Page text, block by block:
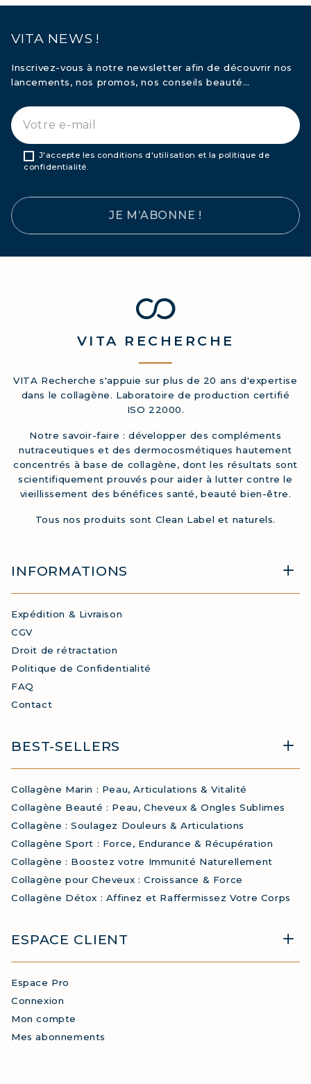
VITA NEWS !
Inscrivez-vous à notre newsletter afin de découvrir nos
lancements, nos promos, nos conseils beauté…
J'accepte les conditions d'utilisation et la politique de
confidentialité.
JE M’ABONNE !
VITA RECHERCHE
VITA Recherche s'appuie sur plus de 20 ans d'expertise
dans le collagène. Laboratoire de production certifié
ISO 22000.
Notre savoir-faire : développer des compléments
nutraceutiques et des dermocosmétiques hautement
concentrés à base de collagène, dont les résultats sont
scientifiquement prouvés pour aider à lutter contre le
vieillissement des bénéfices santé, beauté bien-être.
Tous nos produits sont Clean Label et naturels.
INFORMATIONS
Expédition & Livraison
CGV
Droit de rétractation
Politique de Confidentialité
FAQ
Contact
BEST-SELLERS
Collagène Marin : Peau, Articulations & Vitalité
Collagène Beauté : Peau, Cheveux & Ongles Sublimes
Collagène : Soulagez Douleurs & Articulations
Collagène Sport : Force, Endurance & Récupération
Collagène : Boostez votre Immunité Naturellement
Collagène pour Cheveux : Croissance & Force
Collagène Détox : Affinez et Raffermissez Votre Corps
ESPACE CLIENT
Espace Pro
Connexion
Mon compte
Mes abonnements